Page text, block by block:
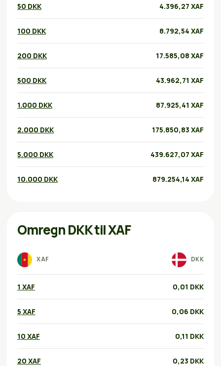
50 DKK 4.396,27 XAF
100 DKK 8.792,54 XAF
200 DKK 17.585,08 XAF
500 DKK 43.962,71 XAF
1.000 DKK 87.925,41 XAF
2.000 DKK 175.850,83 XAF
5.000 DKK 439.627,07 XAF
10.000 DKK 879.254,14 XAF
Omregn DKK til XAF
XAF DKK
1 XAF 0,01 DKK
5 XAF 0,06 DKK
10 XAF 0,11 DKK
20 XAF 0,23 DKK